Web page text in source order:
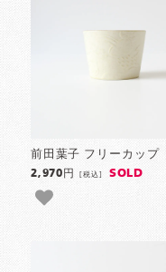
前田葉子 フリーカップ
2,970円[税込] SOLD